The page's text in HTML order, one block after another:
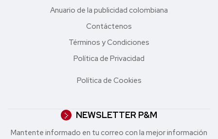
Anuario de la publicidad colombiana
Contáctenos
Términos y Condiciones
Política de Privacidad
Política de Cookies
NEWSLETTER P&M
Mantente informado en tu correo con la mejor in formación